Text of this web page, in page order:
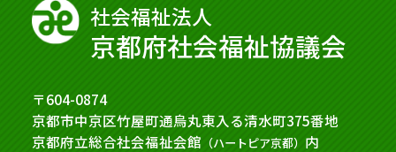
社会福祉法⼈
京都府社会福祉協議会
〒604-0874
京都市中京区竹屋町通烏丸東入る清水町375番地
京都府立総合社会福祉会館 （ハートピア京都） 内